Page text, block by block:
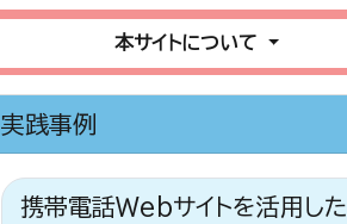
本サイトについて
実践事例
携帯電話Webサイトを活用し